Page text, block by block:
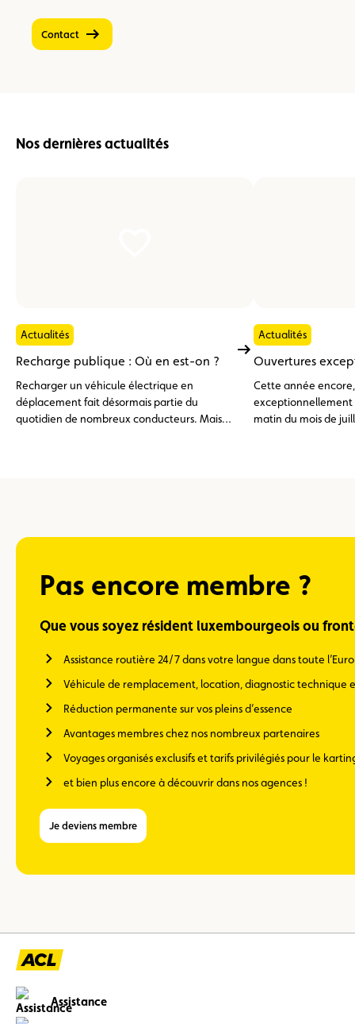
Contact
Nos dernières actualités
Actualités
Recharge publique : Où en est-on ?
Recharger un véhicule électrique en
déplacement fait désormais partie du
quotidien de nombreux conducteurs. Mais
Actualités
Ouvertures
Cette année encore,
exceptionnellement
matin du mois de
Pas encore membre ?
Que vous soyez résident luxembourgeois ou
Assistance routière 24/7 dans votre langue dans toute
Véhicule de remplacement, location, diagnostic technique
Réduction permanente sur vos pleins d’essence
Avantages membres chez nos nombreux partenaires
Voyages organisés exclusifs et tarifs privilégiés pour le
et bien plus encore à découvrir dans nos agences !
Je deviens membre
Assistance